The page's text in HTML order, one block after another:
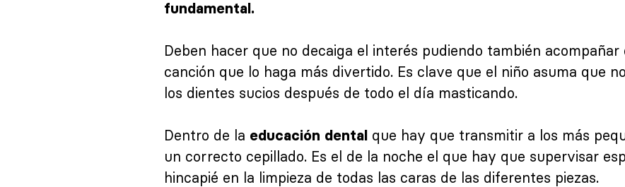
fundamental.
Deben hacer que no decaiga el interés pudiendo también
canción que lo haga más divertido. Es clave que el niño asuma que
los dientes sucios después de todo el día masticando.
Dentro de la educación dental que hay que transmitir a los más
un correcto cepillado. Es el de la noche el que hay que supervisar
hincapié en la limpieza de todas las caras de las diferentes piezas.